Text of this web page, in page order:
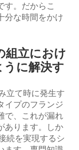
す。だからこ
分な時間をかけ
組立におけ
うに解決す
立て時に発生す
イプのフランジ
で、これが漏れ
あります。しか
続を実現するシ